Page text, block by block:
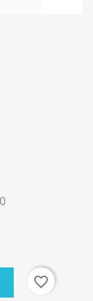
favorite_border